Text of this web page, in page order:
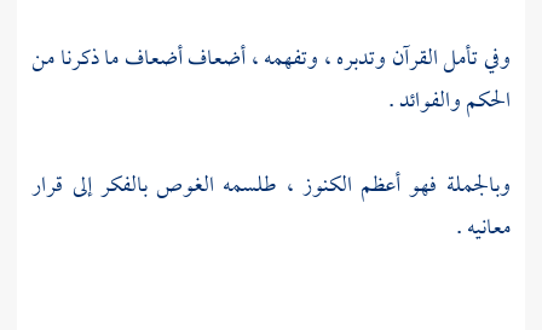
وفي تأمل القرآن وتدبره ، وتفهمه ، أضعاف أضعاف ما ذكرنا من
الحكم والفوائد .
وبالجملة فهو أعظم الكنوز ، طلسمه الغوص بالفكر إلى قرار
معانيه .